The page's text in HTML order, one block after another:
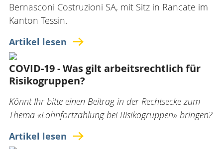
Bernasconi Costruzioni SA, mit Sitz in Rancate im
Kanton Tessin.
Artikel lesen
COVID-19 - Was gilt arbeitsrechtlich für
Risikogruppen?
Könnt Ihr bitte einen Beitrag in der Rechtsecke zum
Thema «Lohnfortzahlung bei Risikogruppen» bringen?
Artikel lesen